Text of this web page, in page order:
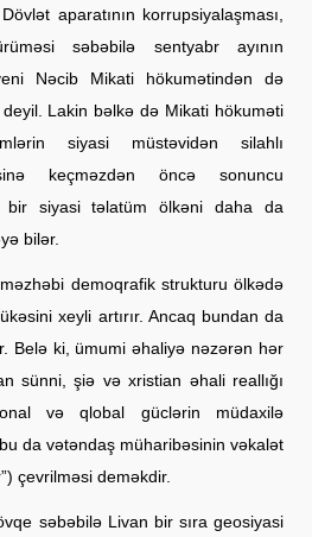
aparatının korrupsiyalaşması,
səbəbilə sentyabr ayının
Nəcib Mikati hökumətindən də
Lakin bəlkə də Mikati hökuməti
siyasi müstəvidən silahlı
keçməzdən öncə sonuncu
bir siyasi təlatüm ölkəni daha da
bilər.
demoqrafik strukturu ölkədə
xeyli artırır. Ancaq bundan da
Belə ki, ümumi əhaliyə nəzərən hər
sünni, şiə və xristian əhali reallığı
və qlobal güclərin müdaxilə
da vətəndaş müharibəsinin vəkalət
çevrilməsi deməkdir.
səbəbilə Livan bir sıra geosiyasi